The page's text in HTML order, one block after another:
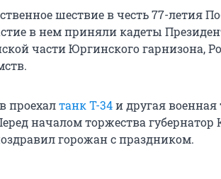
шествие в честь 77-летия
в нем приняли кадеты
части Юргинского гарнизона,
проехалтанк Т-34и другая военная
началом торжества губернатор
горожан с праздником.